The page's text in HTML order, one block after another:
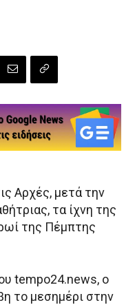
Αρχές, μετά την
τα ίχνη της
της Πέμπτης
tempo24.news, ο
το μεσημέρι στην